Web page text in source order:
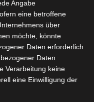
am 19./20.
ab – AS Soliman
2 zu
Gordon House, Barrow
Es werden seitens
Welche Daten genau
Angabe
eine betroffene
über
möchte, könnte
Daten erforderlich
Daten
Verarbeitung keine
eine Einwilligung der